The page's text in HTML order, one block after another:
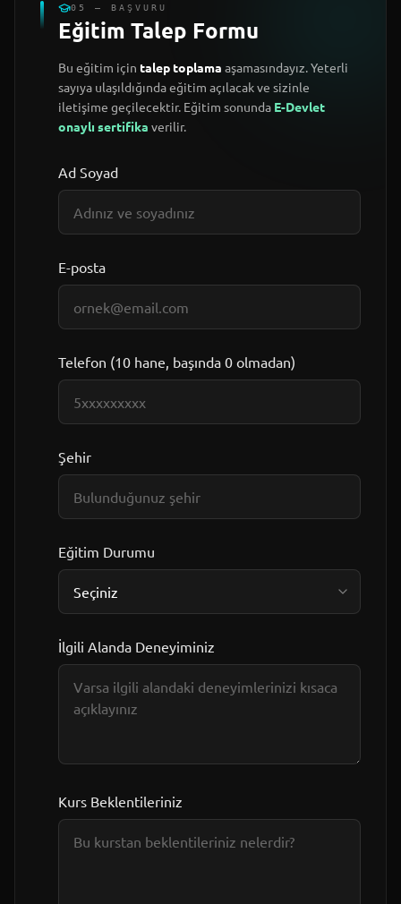
05 — BAŞVURU
Eğitim Talep Formu
Bu eğitim için talep toplama aşamasındayız. Yeterli
sayıya ulaşıldığında eğitim açılacak ve sizinle
iletişime geçilecektir. Eğitim sonunda E-Devlet
onaylı sertifika verilir.
Ad Soyad
E-posta
Telefon (10 hane, başında 0 olmadan)
Şehir
Eğitim Durumu
İlgili Alanda Deneyiminiz
Kurs Beklentileriniz